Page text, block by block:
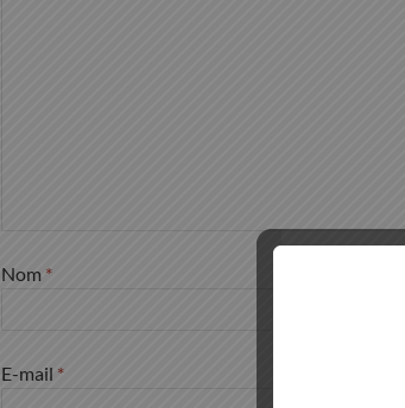
Nom *
E-mail *